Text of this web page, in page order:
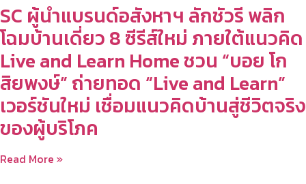
SC ผู้นำแบรนด์อสังหาฯ ลักชัวรี พลิก
โฉมบ้านเดี่ยว 8 ซีรีส์ใหม่ ภายใต้แนวคิด
Live and Learn Home ชวน “บอย โก
สิยพงษ์” ถ่ายทอด “Live and Learn”
เวอร์ชันใหม่ เชื่อมแนวคิดบ้านสู่ชีวิตจริง
ของผู้บริโภค
Read More »